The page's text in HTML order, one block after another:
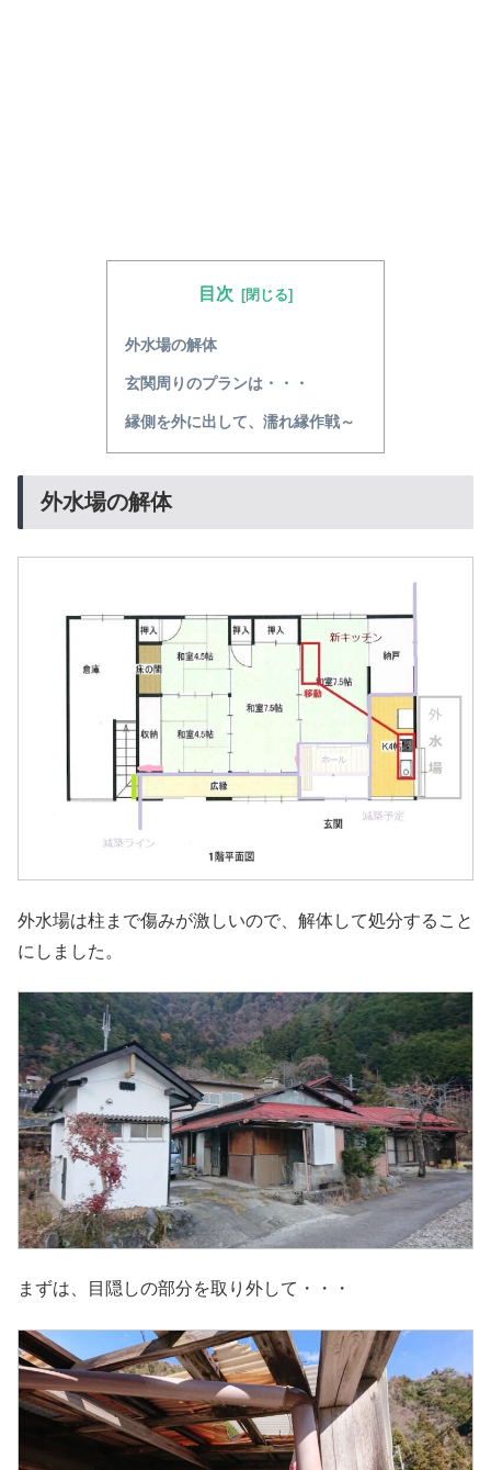
目次
外水場の解体
玄関周りのプランは・・・
縁側を外に出して、濡れ縁作戦～
外水場の解体
外水場は柱まで傷みが激しいので、解体して処分すること
にしました。
まずは、目隠しの部分を取り外して・・・